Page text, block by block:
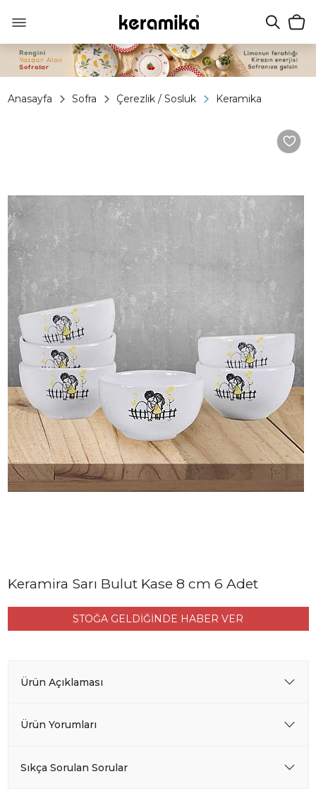
Anasayfa Sofra Çerezlik / Sosluk Keramika
Keramira Sarı Bulut Kase 8 cm 6 Adet
STOĞA GELDİĞİNDE HABER VER
Ürün Açıklaması
Ürün Yorumları
Sıkça Sorulan Sorular